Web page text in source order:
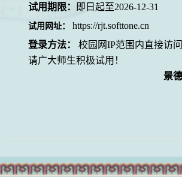
试用期限： 即日起至2026-12-31
试用网址： https://rjt.softtone.cn
登录方法：
校园网IP范围内直接访问
请广大师生积极试用！
景